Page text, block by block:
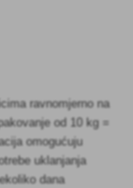
ravnomjerno na
od 10 kg =
omogućuju
uklanjanja
dana